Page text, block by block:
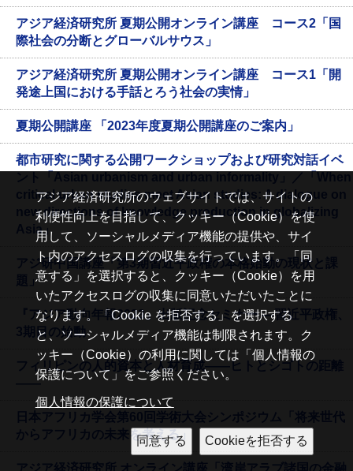
アジア経済研究所 夏期公開オンライン講座 コース2「国
際社会の分断とグローバルサウス」
アジア経済研究所 夏期公開オンライン講座 コース1「開
発途上国における手話とろう社会の実情」
夏期公開講座 「2023年度夏期公開講座のご案内」
都市研究に関する公開ワークショップおよび研究対話イベ
ント「Asian urbanism and urban informality」／「When
critical urban studies meet Asian studies: A dialogue on
new directions of knowledge production in globalizing
Asia」
アジ研中国講座「第3期習近平政権の本格始動の現状と課
題」
『アジア動向年報2023』出版記念セミナー ―習近平政権、
3期目の始動
フィリピンの人的資本と人材育成——ヒトとシゴトの距離
——
日本アフリカ学会第60回学術大会シンポジウム「将来世代
からアフリカの未来を考える」
アジア経済研究所 オンライン講座「湾岸アラブ諸国の金融
アジア経済研究所のウェブサイトでは、サイトの
利便性向上を目指して、クッキー（Cookie）を使
用して、ソーシャルメディア機能の提供や、サイ
ト内のアクセスログの収集を行っています。「同
意する」を選択すると、クッキー（Cookie）を用
いたアクセスログの収集に同意いただいたことに
なります。「Cookie を拒否する」を選択する
と、ソーシャルメディア機能は制限されます。ク
ッキー（Cookie）の利用に関しては「個人情報の
保護について」をご参照ください。
個人情報の保護について